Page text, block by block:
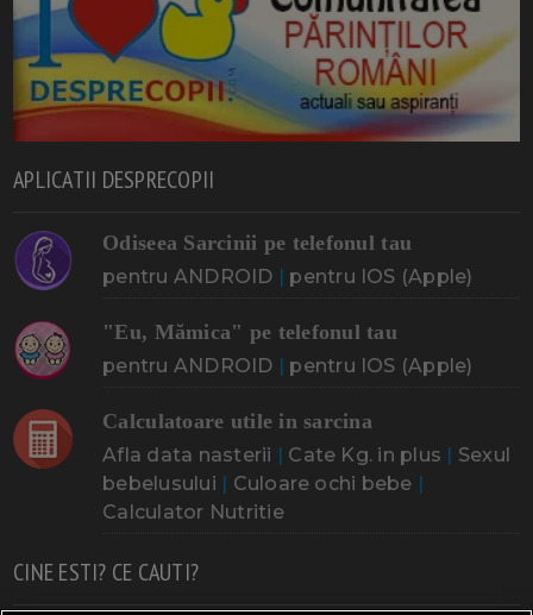
APLICATII DESPRECOPII
Odiseea Sarcinii pe telefonul tau
pentru ANDROID | pentru IOS (Apple)
"Eu, Mămica" pe telefonul tau
pentru ANDROID | pentru IOS (Apple)
Calculatoare utile in sarcina
Afla data nasterii | Cate Kg. in plus | Sexul
bebelusului | Culoare ochi bebe |
Calculator Nutritie
CINE ESTI? CE CAUTI?